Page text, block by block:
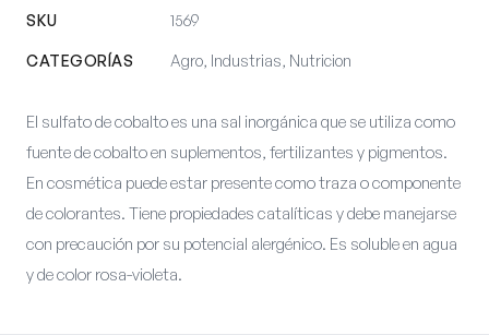
SKU 1569
CATEGORÍAS Agro, Industrias, Nutricion
El sulfato de cobalto es una sal inorgánica que se utiliza como
fuente de cobalto en suplementos, fertilizantes y pigmentos.
En cosmética puede estar presente como traza o componente
de colorantes. Tiene propiedades catalíticas y debe manejarse
con precaución por su potencial alergénico. Es soluble en agua
y de color rosa-violeta.